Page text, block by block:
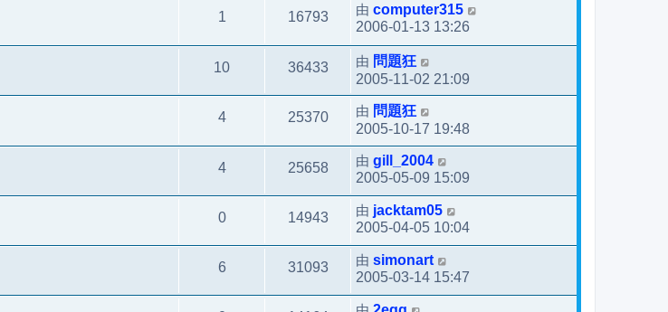
1 16793 由 computer315
2006-01-13 13:26
10 36433 由 問題狂
2005-11-02 21:09
4 25370 由 問題狂
2005-10-17 19:48
4 25658 由 gill_2004
2005-05-09 15:09
0 14943 由 jacktam05
2005-04-05 10:04
6 31093 由 simonart
2005-03-14 15:47